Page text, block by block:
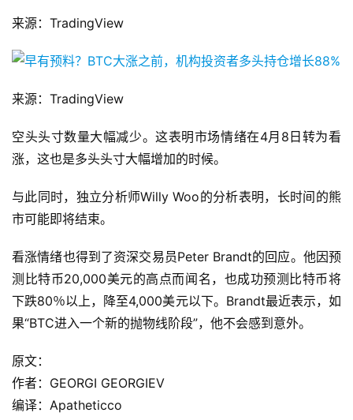
来源：TradingView
来源：TradingView
空头头寸数量大幅减少。这表明市场情绪在4月8日转为看
涨，这也是多头头寸大幅增加的时候。
与此同时，独立分析师Willy Woo的分析表明，长时间的熊
市可能即将结束。
看涨情绪也得到了资深交易员Peter Brandt的回应。他因预
测比特币20,000美元的高点而闻名，也成功预测比特币将
下跌80％以上，降至4,000美元以下。Brandt最近表示，如
果“BTC进入一个新的抛物线阶段”，他不会感到意外。
原文：
作者：GEORGI GEORGIEV
编译：Apatheticco